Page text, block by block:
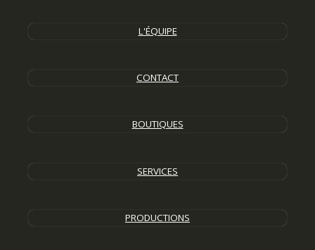
L'ÉQUIPE
CONTACT
BOUTIQUES
SERVICES
PRODUCTIONS